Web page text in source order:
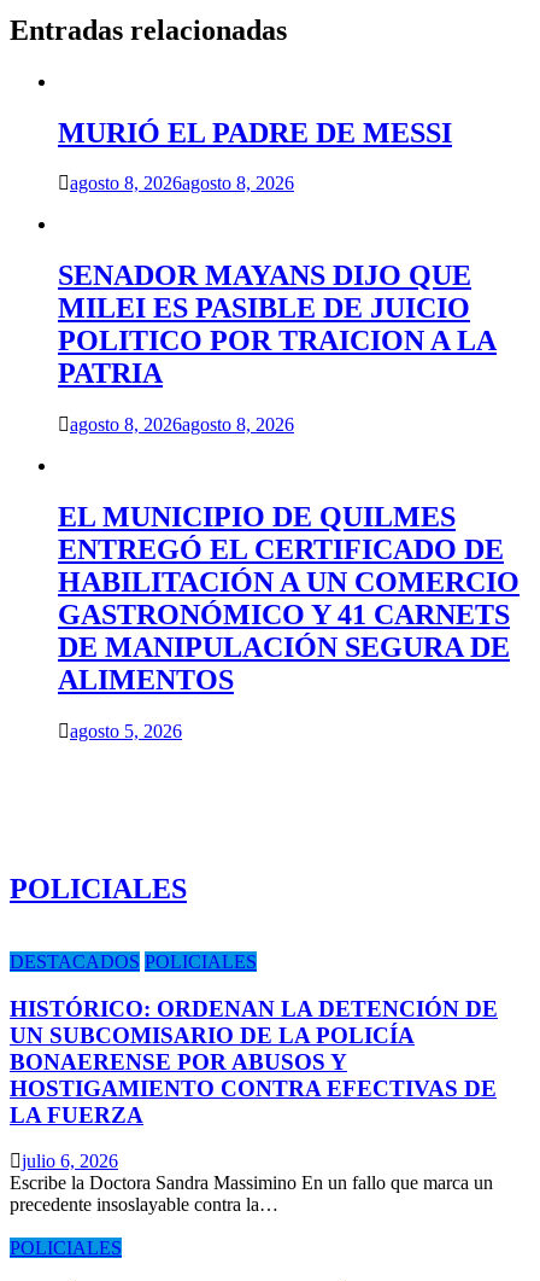
Entradas relacionadas
MURIÓ EL PADRE DE MESSI
agosto 8, 2026agosto 8, 2026
SENADOR MAYANS DIJO QUE
MILEI ES PASIBLE DE JUICIO
POLITICO POR TRAICION A LA
PATRIA
agosto 8, 2026agosto 8, 2026
EL MUNICIPIO DE QUILMES
ENTREGÓ EL CERTIFICADO DE
HABILITACIÓN A UN COMERCIO
GASTRONÓMICO Y 41 CARNETS
DE MANIPULACIÓN SEGURA DE
ALIMENTOS
agosto 5, 2026
POLICIALES
DESTACADOS POLICIALES
HISTÓRICO: ORDENAN LA DETENCIÓN DE
UN SUBCOMISARIO DE LA POLICÍA
BONAERENSE POR ABUSOS Y
HOSTIGAMIENTO CONTRA EFECTIVAS DE
LA FUERZA
julio 6, 2026
Escribe la Doctora Sandra Massimino En un fallo que marca un
precedente insoslayable contra la…
POLICIALES